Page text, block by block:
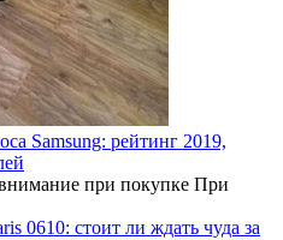
Samsung: рейтинг 2019,
при покупке При